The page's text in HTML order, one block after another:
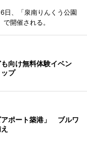
日、「泉南りんくう公園
開催される。
向け無料体験イベン
プ
アポート築港」 ブルワ